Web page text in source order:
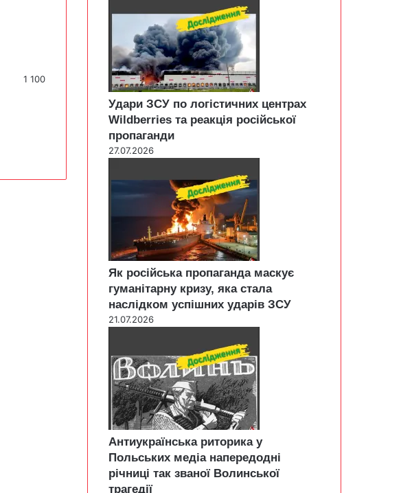
1 100
Удари ЗСУ по логістичних центрах
Wildberries та реакція російської
пропаганди
27.07.2026
Як російська пропаганда маскує
гуманітарну кризу, яка стала
наслідком успішних ударів ЗСУ
21.07.2026
Антиукраїнська риторика у
Польських медіа напередодні
річниці так званої Волинської
трагедії